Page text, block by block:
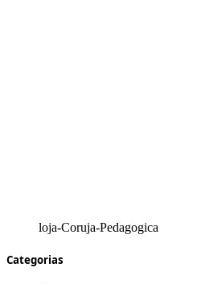
loja-Coruja-Pedagogica
Categorias